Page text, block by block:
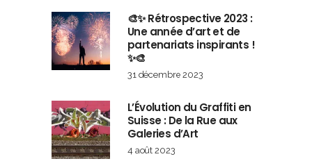
🎨✨ Rétrospective 2023 :
Une année d’art et de
partenariats inspirants !
✨🎨
31 décembre 2023
L’Évolution du Graffiti en
Suisse : De la Rue aux
Galeries d’Art
4 août 2023